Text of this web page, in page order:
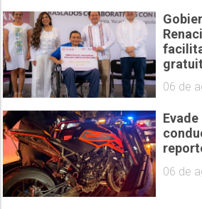
06 de
06 de